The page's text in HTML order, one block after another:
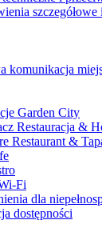
komunikacja
Garden City
Restauracja &
Restaurant &
Fi
dla
dostępności